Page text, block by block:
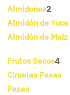
Almidones2
Almidón de Yuca
Almidón de Maíz
Frutos Secos4
Ciruelas Pasas
Pasas